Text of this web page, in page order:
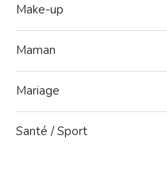
Make-up
Maman
Mariage
Santé / Sport